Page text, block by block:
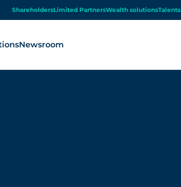
ShareholdersLimited PartnersWealth solutionsTalents
Newsroom